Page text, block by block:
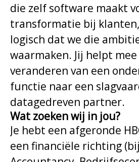
die zelf software maakt
transformatie bij
logisch dat we die
waarmaken. Jij helpt
veranderen van een
functie naar een
datagedreven partner.
Wat zoeken wij in jou?
Je hebt een afgeronde
een financiële richting